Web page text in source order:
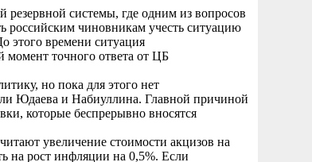
резервной системы, где одним из вопросов
российским чиновникам учесть ситуацию
этого времени ситуация
момент точного ответа от ЦБ
но пока для этого нет
Юдаева и Набиуллина. Главной причиной
которые беспрерывно вносятся
увеличение стоимости акцизов на
на рост инфляции на 0,5%. Если